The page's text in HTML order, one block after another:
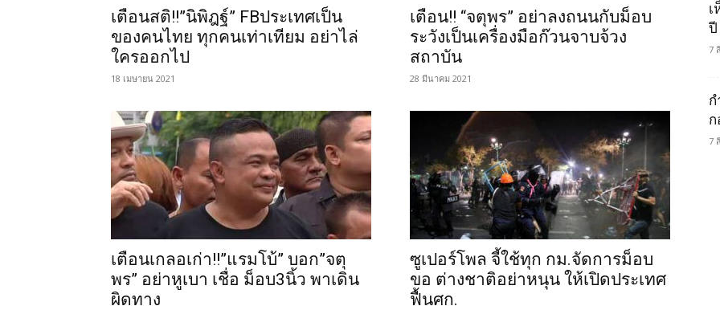
เตือนสติ!!”นิพิฎฐ์” FBประเทศเป็น
ของคนไทย ทุกคนเท่าเทียม อย่าไล่
ใครออกไป
18 เมษายน 2021
เตือน!! “จตุพร” อย่าลงถนนกับม็อบ
ระวังเป็นเครื่องมือก๊วนจาบจ้วง
สถาบัน
28 มีนาคม 2021
เตือนเกลอเก่า!!”แรมโบ้” บอก”จตุ
พร” อย่าหูเบา เชื่อ ม็อบ3นิ้ว พาเดิน
ผิดทาง
ซูเปอร์โพล จี้ใช้ทุก กม.จัดการม็อบ
ขอ ต่างชาติอย่าหนุน ให้เปิดประเทศ
ฟื้นศก.
ปี
7
7